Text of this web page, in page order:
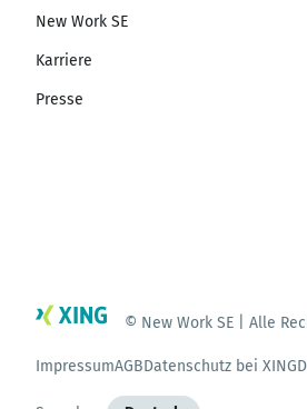
New Work SE
Karriere
Presse
© New Work SE | Alle
ImpressumAGBDatenschutz bei XING